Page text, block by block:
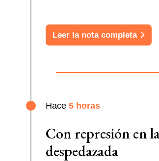
Leer la nota completa
Hace 5 horas
Con represión en
despedazada